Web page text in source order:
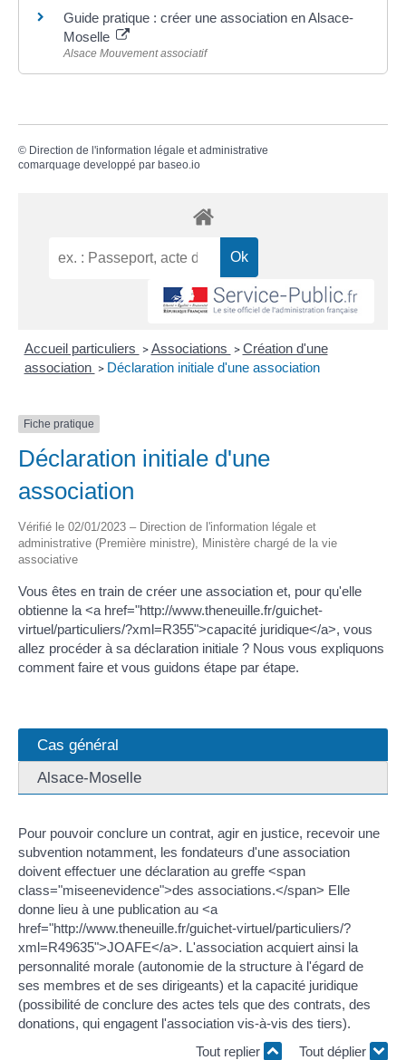
Guide pratique : créer une association en Alsace-
Moselle
Alsace Mouvement associatif
© Direction de l'information légale et administrative
comarquage developpé par baseo.io
Accueil particuliers > Associations > Création d'une
association > Déclaration initiale d'une association
Fiche pratique
Déclaration initiale d'une
association
Vérifié le 02/01/2023 – Direction de l'information légale et
administrative (Première ministre), Ministère chargé de la vie
associative
Vous êtes en train de créer une association et, pour qu'elle
obtienne la <a href="http://www.theneuille.fr/guichet-
virtuel/particuliers/?xml=R355">capacité juridique</a>, vous
allez procéder à sa déclaration initiale ? Nous vous expliquons
comment faire et vous guidons étape par étape.
Cas général
Alsace-Moselle
Pour pouvoir conclure un contrat, agir en justice, recevoir une
subvention notamment, les fondateurs d'une association
doivent effectuer une déclaration au greffe <span
class="miseenevidence">des associations.</span> Elle
donne lieu à une publication au <a
href="http://www.theneuille.fr/guichet-virtuel/particuliers/?
xml=R49635">JOAFE</a>. L'association acquiert ainsi la
personnalité morale (autonomie de la structure à l'égard de
ses membres et de ses dirigeants) et la capacité juridique
(possibilité de conclure des actes tels que des contrats, des
donations, qui engagent l'association vis-à-vis des tiers).
Tout replier
Tout déplier